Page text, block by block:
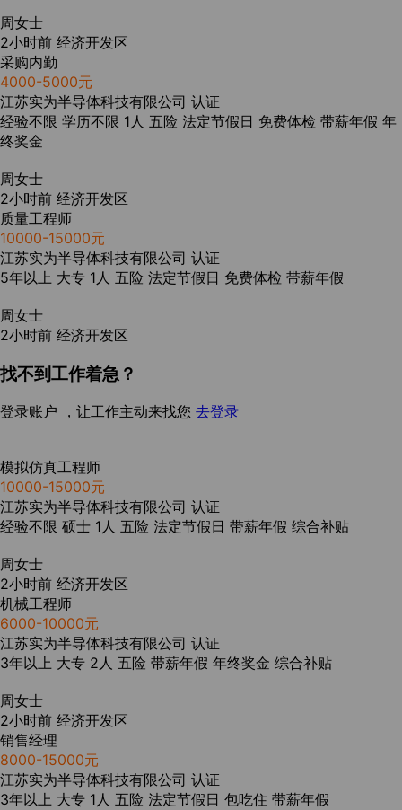
周女士
2小时前 经济开发区
采购内勤
4000-5000元
江苏实为半导体科技有限公司 认证
经验不限 学历不限 1人 五险 法定节假日 免费体检 带薪年假 年
终奖金
周女士
2小时前 经济开发区
质量工程师
10000-15000元
江苏实为半导体科技有限公司 认证
5年以上 大专 1人 五险 法定节假日 免费体检 带薪年假
周女士
2小时前 经济开发区
找不到工作着急？
登录账户 ，让工作主动来找您 去登录
模拟仿真工程师
10000-15000元
江苏实为半导体科技有限公司 认证
经验不限 硕士 1人 五险 法定节假日 带薪年假 综合补贴
周女士
2小时前 经济开发区
机械工程师
6000-10000元
江苏实为半导体科技有限公司 认证
3年以上 大专 2人 五险 带薪年假 年终奖金 综合补贴
周女士
2小时前 经济开发区
销售经理
8000-15000元
江苏实为半导体科技有限公司 认证
3年以上 大专 1人 五险 法定节假日 包吃住 带薪年假